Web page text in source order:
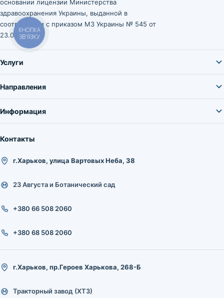
основании лицензии Министерства
здравоохранения Украины, выданной в
соответствии с приказом МЗ Украины № 545 от
23.03.2021.
Услуги
Направления
Информация
Контакты
г.Харьков, улица Вартовых Неба, 38
23 Августа и Ботанический сад
+380 66 508 2060
+380 68 508 2060
г.Харьков, пр.Героев Харькова, 268-Б
Тракторный завод (ХТЗ)
КНОПКА
ЗВ'ЯЗКУ